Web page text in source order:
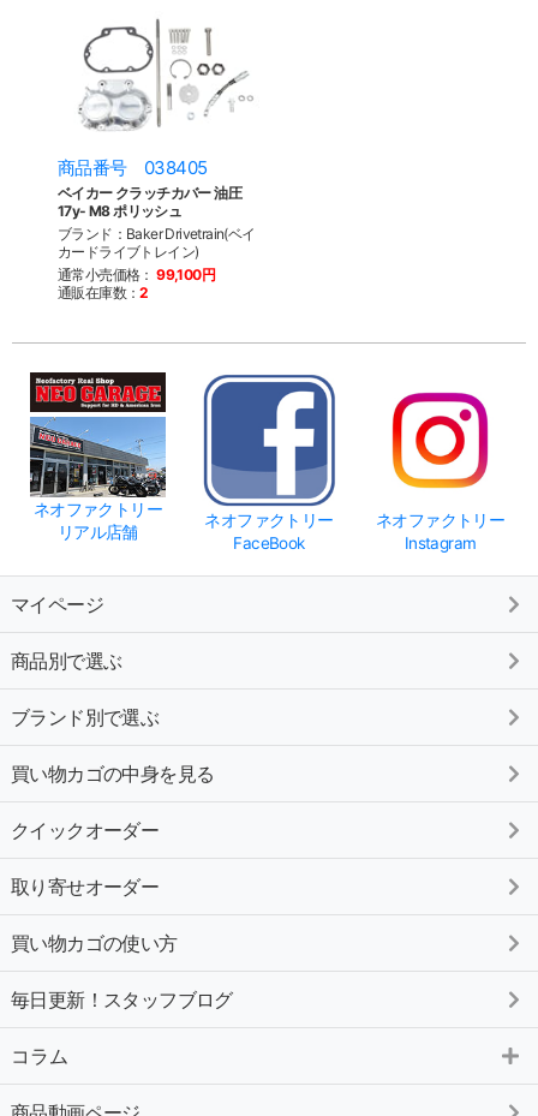
商品番号 038405
ベイカー クラッチカバー 油圧
17y- M8 ポリッシュ
ブランド：Baker Drivetrain(ベイ
カードライブトレイン)
通常小売価格： 99,100円
通販在庫数：2
ネオファクトリー
リアル店舗
ネオファクトリー
FaceBook
ネオファクトリー
Instagram
マイページ
商品別で選ぶ
ブランド別で選ぶ
買い物カゴの中身を見る
クイックオーダー
取り寄せオーダー
買い物カゴの使い方
毎日更新！スタッフブログ
コラム